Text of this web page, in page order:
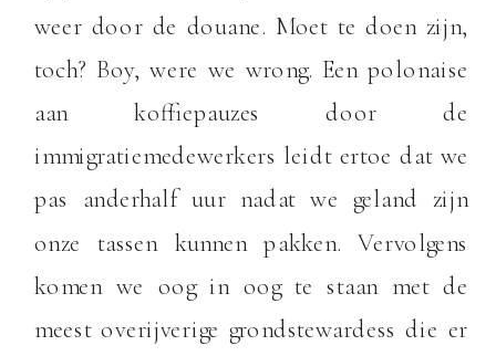
weer door de douane. Moet te doen zijn,
toch? Boy, were we wrong. Een polonaise
aan koffiepauzes door de
immigratiemedewerkers leidt ertoe dat we
pas anderhalf uur nadat we geland zijn
onze tassen kunnen pakken. Vervolgens
komen we oog in oog te staan met de
meest overijverige grondstewardess die er